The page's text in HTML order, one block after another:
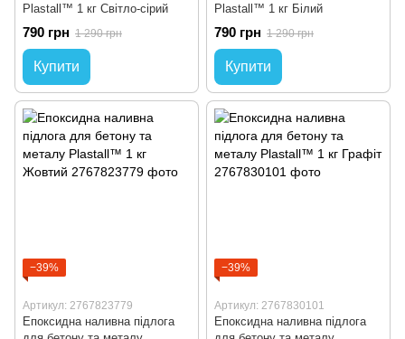
Plastall™ 1 кг Світло-сірий
790 грн 1 290 грн
Купити
Plastall™ 1 кг Білий
790 грн 1 290 грн
Купити
−39%
Артикул: 2767823779
Епоксидна наливна підлога
−39%
Артикул: 2767830101
Епоксидна наливна підлога